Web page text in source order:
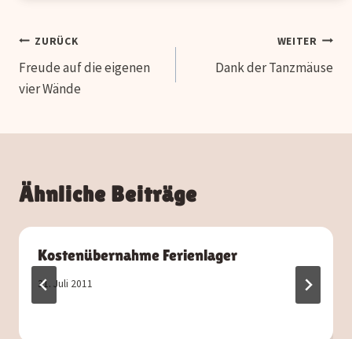
Beitragsnavigation
ZURÜCK
Freude auf die eigenen
vier Wände
WEITER
Dank der Tanzmäuse
Ähnliche Beiträge
Kostenübernahme Ferienlager
31. Juli 2011